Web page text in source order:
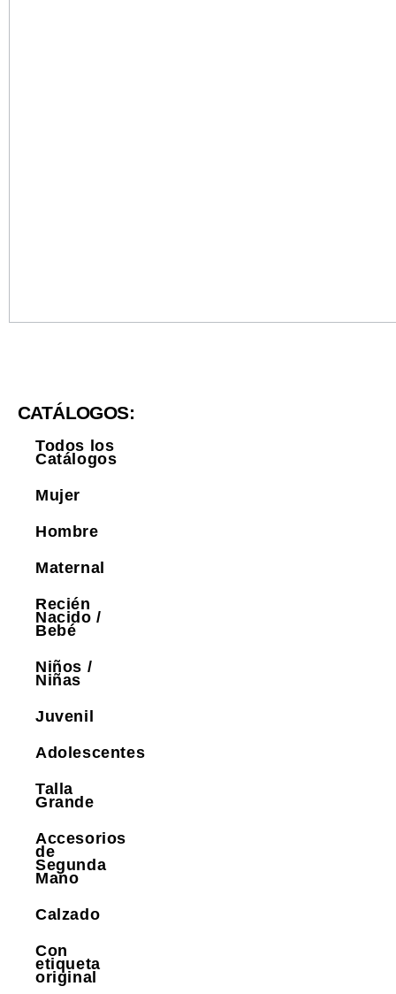
CATÁLOGOS:
Todos los
Catálogos
Mujer
Hombre
Maternal
Recién
Nacido /
Bebé
Niños /
Niñas
Juvenil
Adolescentes
Talla
Grande
Accesorios
de
Segunda
Mano
Calzado
Con
etiqueta
original